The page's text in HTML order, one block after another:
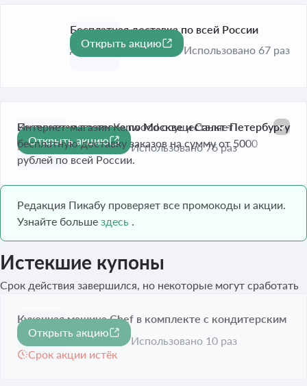
Бесплатная доставка по всей России
До 31 авг. 2026
Открыть акцию
Использовано 67 раз
Бесплатная доставка по Москве и Санкт-Петербургу
Истекает завтра
Интернет-магазин Kenwood осуществляет
бесплатную доставку заказов на сумму от 5000
рублей по всей России.
Открыть акцию
Использовано 76 раз
Редакция Пикабу проверяет все промокоды и акции.
Узнайте больше здесь .
Истекшие купоны
Срок действия завершился, но некоторые могут сработать
Кухонная машина Chef в комплекте с кондитерским
сетом в подарок
Срок акции истёк
Открыть акцию
Использовано 10 раз